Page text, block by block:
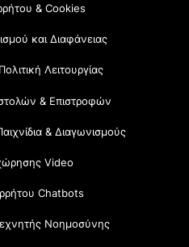
& Cookies
και Διαφάνειας
Λειτουργίας
& Επιστροφών
& Διαγωνισμούς
Video
Chatbots
Νοημοσύνης